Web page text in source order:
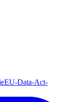
EU-Data-Act-